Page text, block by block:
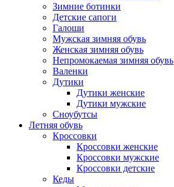
Зимние ботинки
Детские сапоги
Галоши
Мужская зимняя обувь
Женская зимняя обувь
Непромокаемая зимняя обувь
Валенки
Дутики
Дутики женские
Дутики мужские
Сноубутсы
Летняя обувь
Кроссовки
Кроссовки женские
Кроссовки мужские
Кроссовки детские
Кеды